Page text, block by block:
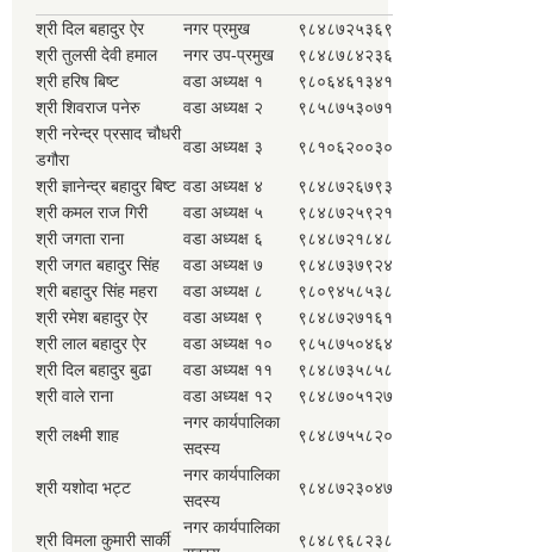
श्री दिल बहादुर ऐर नगर प्रमुख
९८४८७२५३६९
श्री तुलसी देवी हमाल
नगर उप-प्रमुख
९८४८७८४२३६
श्री हरिष बिष्ट
वडा अध्यक्ष १
९८०६४६१३४१
श्री शिवराज पनेरु
वडा अध्यक्ष २
९८५८७५३०७१
श्री नरेन्द्र प्रसाद चौधरी
डगौरा
वडा अध्यक्ष ३ ९८१०६२००३०
श्री ज्ञानेन्द्र बहादुर बिष्ट वडा अध्यक्ष ४
९८४८७२६७९३
श्री कमल राज गिरी
वडा अध्यक्ष ५
९८४८७२५९२१
श्री जगता राना
वडा अध्यक्ष ६
९८४८७२१८४८
श्री जगत बहादुर सिंह
वडा अध्यक्ष ७
९८४८७३७९२४
श्री बहादुर सिंह महरा
वडा अध्यक्ष ८
९८०९४५८५३८
श्री रमेश बहादुर ऐर
वडा अध्यक्ष ९
९८४८७२७१६१
श्री लाल बहादुर ऐर
वडा अध्यक्ष १०
९८५८७५०४६४
श्री दिल बहादुर बुढा
वडा अध्यक्ष ११
९८४८७३५८५८
श्री वाले राना
वडा अध्यक्ष १२ ९८४८७०५१२७
श्री लक्ष्मी शाह
नगर कार्यपालिका
सदस्य
९८४८७५५८२०
श्री यशोदा भट्ट
नगर कार्यपालिका
सदस्य
९८४८७२३०४७
श्री विमला कुमारी सार्की
नगर कार्यपालिका
९८४८९६८२३८